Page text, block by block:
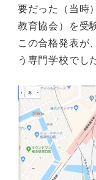
要だった（当時
教育協会）を受
この合格発表が
う専門学校でし